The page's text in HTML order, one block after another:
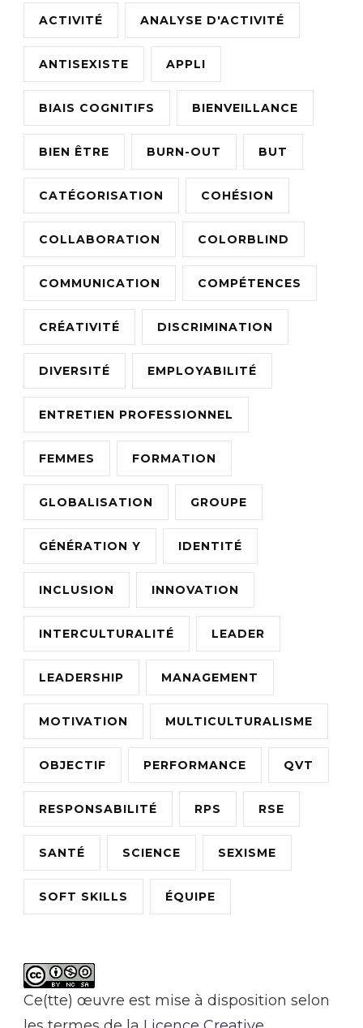
ACTIVITÉ ANALYSE D'ACTIVITÉ
ANTISEXISTE APPLI
BIAIS COGNITIFS BIENVEILLANCE
BIEN ÊTRE BURN-OUT BUT
CATÉGORISATION COHÉSION
COLLABORATION COLORBLIND
COMMUNICATION COMPÉTENCES
CRÉATIVITÉ DISCRIMINATION
DIVERSITÉ EMPLOYABILITÉ
ENTRETIEN PROFESSIONNEL
FEMMES FORMATION
GLOBALISATION GROUPE
GÉNÉRATION Y IDENTITÉ
INCLUSION INNOVATION
INTERCULTURALITÉ LEADER
LEADERSHIP MANAGEMENT
MOTIVATION MULTICULTURALISME
OBJECTIF PERFORMANCE QVT
RESPONSABILITÉ RPS RSE
SANTÉ SCIENCE SEXISME
SOFT SKILLS ÉQUIPE
Ce(tte) œuvre est mise à disposition selon